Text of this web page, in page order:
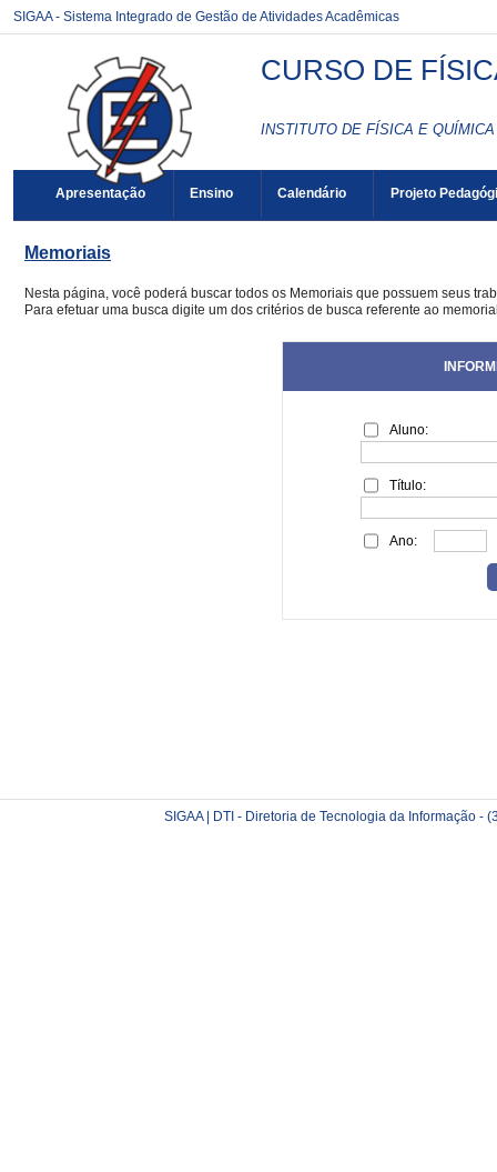
SIGAA - Sistema Integrado de Gestão de Atividades Acadêmicas
CURSO DE
INSTITUTO DE FÍSICA E
Apresentação Ensino Calendário Projeto
Memoriais
Nesta página, você poderá buscar todos os Memoriais que possuem seus
Para efetuar uma busca digite um dos critérios de busca referente ao
Aluno:
Título:
Ano:
SIGAA | DTI - Diretoria de Tecnologia da Informação